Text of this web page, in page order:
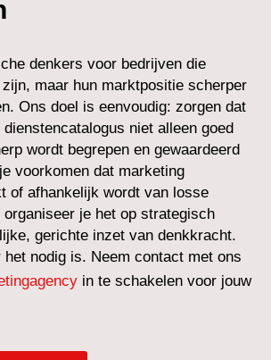
denkers voor bedrijven die
maar hun marktpositie scherper
Ons doel is eenvoudig: zorgen dat
niet alleen goed
wordt begrepen en gewaardeerd
voorkomen dat marketing
of afhankelijk wordt van losse
organiseer je het op strategisch
gerichte inzet van denkkracht.
het nodig is. Neem contact met ons
in te schakelen voor jouw